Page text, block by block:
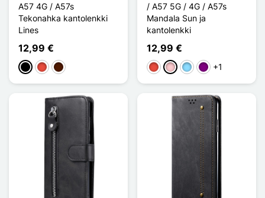
A57 4G / A57s
Tekonahka kantolenkki
Lines
12,99 €
MustaPunainenMarron Foncé
/ A57 5G / 4G / A57s
Mandala Sun ja
kantolenkki
12,99 €
Punainen
PinkkiBleu Clair
Violet
+1